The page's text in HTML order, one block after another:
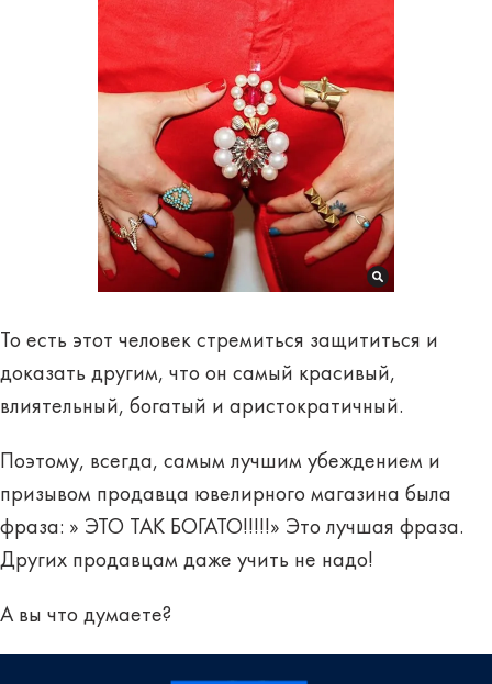
То есть этот человек стремиться защититься и
доказать другим, что он самый красивый,
влиятельный, богатый и аристократичный.
Поэтому, всегда, самым лучшим убеждением и
призывом продавца ювелирного магазина была
фраза: » ЭТО ТАК БОГАТО!!!!!» Это лучшая фраза.
Других продавцам даже учить не надо!
А вы что думаете?